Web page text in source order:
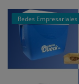
Redes Empresariales